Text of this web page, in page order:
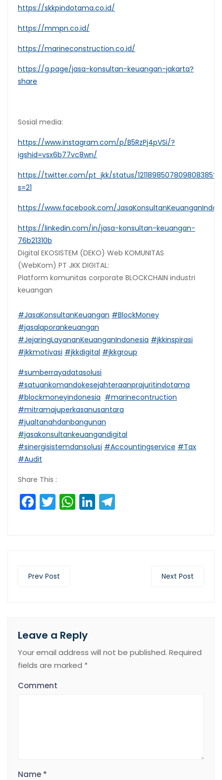
https://skkpindotama.co.id/
https://mmpn.co.id/
https://marineconstruction.co.id/
https://g.page/jasa-konsultan-keuangan-jakarta?
share
Sosial media:
https://www.instagram.com/p/B5RzPj4pVSi/?
igshid=vsx6b77vc8wn/
https://twitter.com/pt_jkk/status/1211898507809808385?
s=21
https://www.facebook.com/
https://linkedin.com/in/jasa-konsultan-keuangan-
76b21310b
Digital EKOSISTEM (DEKO) Web KOMUNITAS
(WebKom) PT JKK DIGITAL:
Platform komunitas corporate BLOCKCHAIN industri
keuangan
#JasaKonsultanKeuangan #BlockMoney
#jasalaporankeuangan
#JejaringLayananKeuanganIndonesia #jkkinspirasi
#jkkmotivasi #jkkdigital #jkkgroup
#sumberrayadatasolusi
#satuankomandokesejahteraanprajuritindotama
#blockmoneyindonesia #marinecontruction
#mitramajuperkasanusantara
#jualtanahdanbangunan
#jasakonsultankeuangandigital
#sinergisistemdansolusi #Accountingservice #Tax
#Audit
Share This :
Facebook
Twitter
WhatsApp
LinkedIn
Prev Post Next Post
Leave a Reply
Your email address will not be published. Required
fields are marked *
Comment
Name *